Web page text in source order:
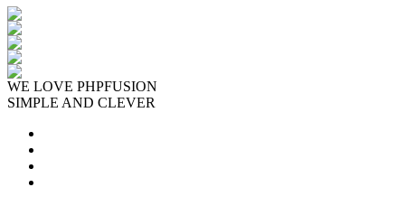
WE LOVE PHPFUSION
SIMPLE AND CLEVER